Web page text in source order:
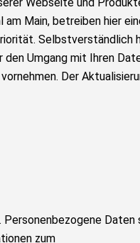
Webseite und
am Main, betreiben hier
Umgang mit Ihren
Der
Daten
zum